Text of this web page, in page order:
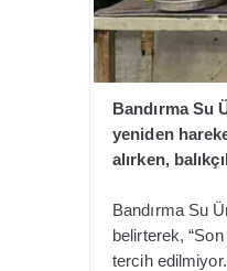
Bandırma Su
yeniden
alırken,
Bandırma Su
belirterek,
tercih edilmiyor.